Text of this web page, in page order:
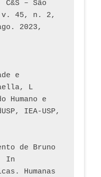
– São
v. 45, n. 2,
2023,
e
L
Humano e
IEA-USP,
de Bruno
In
Humanas